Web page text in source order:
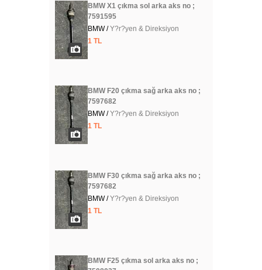
BMW X1 çıkma sol arka aks no ;
7591595
BMW /Y?r?yen & Direksiyon
1 TL
BMW F20 çıkma sağ arka aks no ;
7597682
BMW /Y?r?yen & Direksiyon
1 TL
BMW F30 çıkma sağ arka aks no ;
7597682
BMW /Y?r?yen & Direksiyon
1 TL
BMW F25 çıkma sol arka aks no ;